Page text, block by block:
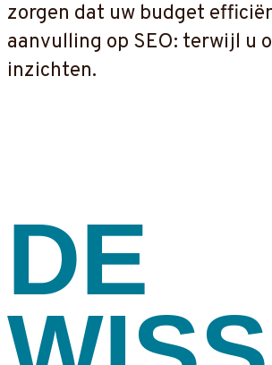
zorgen dat uw budget
aanvulling op SEO: terwijl u
inzichten.
DE